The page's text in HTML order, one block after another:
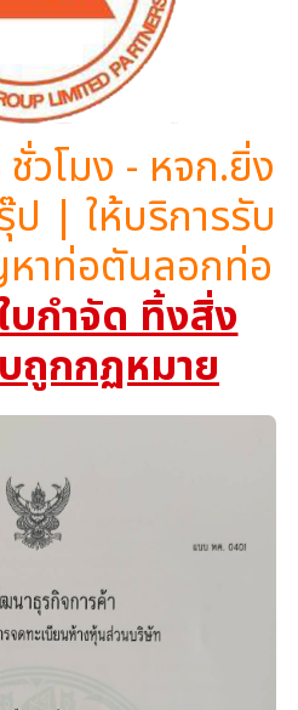
วโมง - หจก.ยิ่ง
ป | ให้บริการรับ
าท่อตันลอกท่อ
บกำจัด ทิ้งสิ่ง
ถูกกฏหมาย